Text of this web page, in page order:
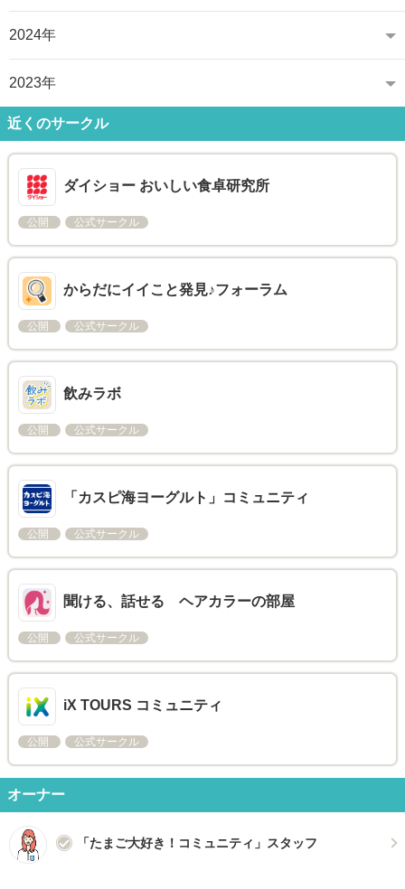
2024年
2023年
近くのサークル
ダイショー おいしい食卓研究所
公開 公式サークル
からだにイイこと発見♪フォーラム
公開 公式サークル
飲みラボ
公開 公式サークル
「カスピ海ヨーグルト」コミュニティ
公開 公式サークル
聞ける、話せる ヘアカラーの部屋
公開 公式サークル
iX TOURS コミュニティ
公開 公式サークル
オーナー
「たまご大好き！コミュニティ」スタッフ